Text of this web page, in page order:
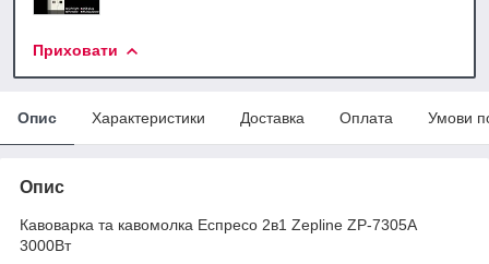
Приховати
Опис Характеристики Доставка Оплата Умови
Опис
Кавоварка та кавомолка Еспресо 2в1 Zepline ZP-7305A
3000Вт